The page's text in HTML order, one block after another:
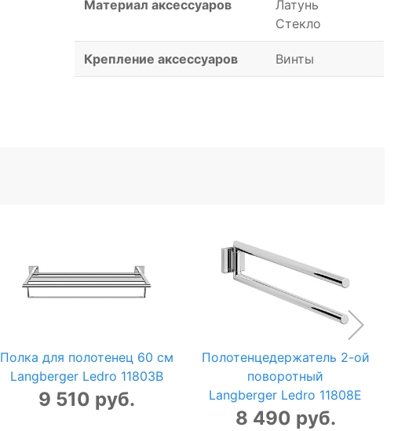
Материал аксессуаров
Латунь
Стекло
Крепление аксессуаров Винты
Полка для полотенец 60 см
Langberger Ledro 11803B
9 510 руб.
Полотенцедержатель 2-ой
поворотный
Langberger Ledro 11808E
8 490 руб.